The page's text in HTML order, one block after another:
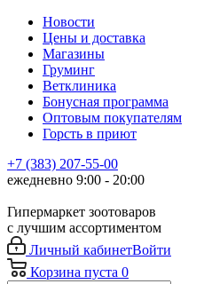
Новости
Цены и доставка
Магазины
Груминг
Ветклиника
Бонусная программа
Оптовым покупателям
Горсть в приют
+7 (383) 207-55-00
ежедневно 9:00 - 20:00
Гипермаркет зоотоваров
с лучшим ассортиментом
Личный кабинетВойти
Корзина пуста 0